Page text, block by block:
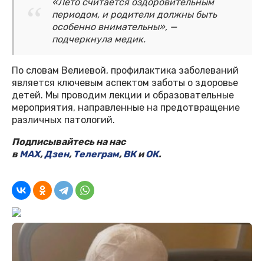
«Лето считается оздоровительным
периодом, и родители должны быть
особенно внимательны», —
подчеркнула медик.
По словам Велиевой, профилактика заболеваний
является ключевым аспектом заботы о здоровье
детей. Мы проводим лекции и образовательные
мероприятия, направленные на предотвращение
различных патологий.
Подписывайтесь на нас
вMAX,Дзен, Телеграм,ВКиОК.